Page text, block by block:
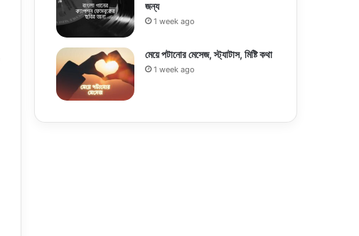
জন্য
1 week ago
মেয়ে পটানোর মেসেজ, স্ট্যাটাস, মিষ্টি কথা
1 week ago